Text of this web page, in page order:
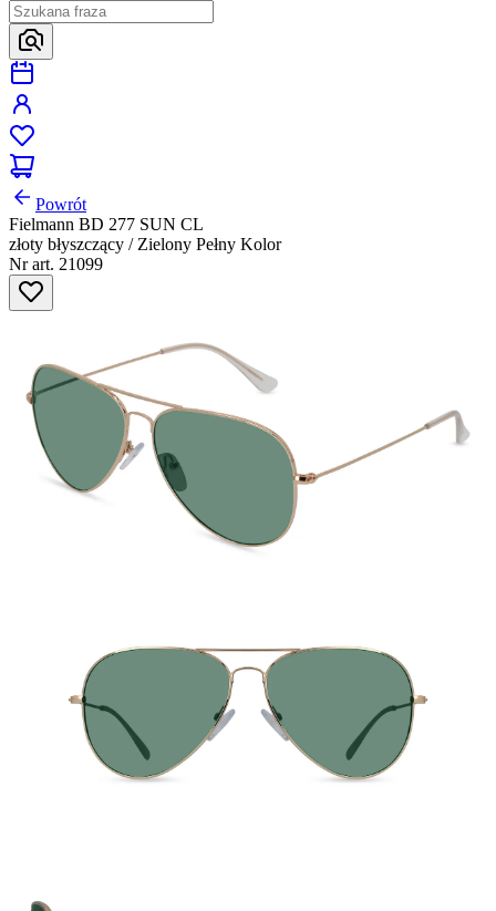
Powrót
Fielmann BD 277 SUN CL
złoty błyszczący / Zielony Pełny Kolor
Nr art. 21099